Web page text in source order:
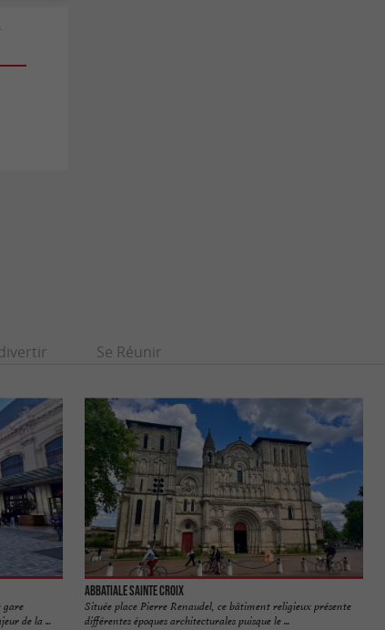
Se Réunir
gare
de la ...
Abbatiale Sainte Croix
Située place Pierre Renaudel, ce bâtiment religieux présente
différentes époques architecturales puisque le ...